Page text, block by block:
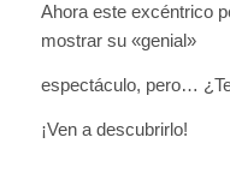
Ahora este excéntrico
mostrar su «genial»
espectáculo, pero…
¡Ven a descubrirlo!